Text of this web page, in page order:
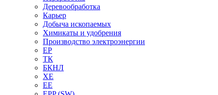
Деревообработка
Карьер
Добыча ископаемых
Химикаты и удобрения
Производство электроэнергии
EP
ТК
БКНЛ
XE
EE